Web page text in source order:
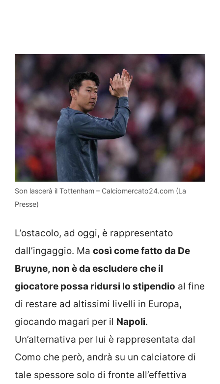
Son lascerà il Tottenham – Calciomercato24.com (La
Presse)
L’ostacolo, ad oggi, è rappresentato
dall’ingaggio. Ma così come fatto da De
Bruyne, non è da escludere che il
giocatore possa ridursi lo stipendio al fine
di restare ad altissimi livelli in Europa,
giocando magari per il Napoli.
Un’alternativa per lui è rappresentata dal
Como che però, andrà su un calciatore di
tale spessore solo di fronte all’effettiva